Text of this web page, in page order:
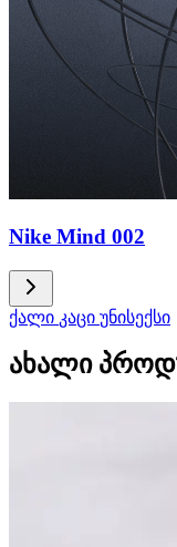
Nike Mind 002
ქალი კაცი უნისექსი
ახალი